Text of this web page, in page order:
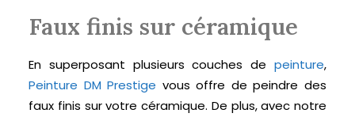
Faux finis sur céramique
En superposant plusieurs couches de peinture,
Peinture DM Prestige vous offre de peindre des
faux finis sur votre céramique. De plus, avec notre